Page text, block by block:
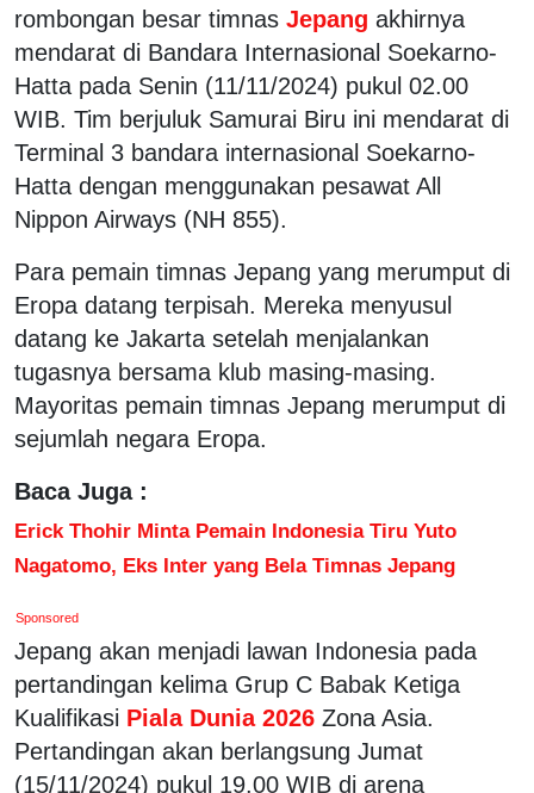
rombongan besar timnas Jepang akhirnya
mendarat di Bandara Internasional Soekarno-
Hatta pada Senin (11/11/2024) pukul 02.00
WIB. Tim berjuluk Samurai Biru ini mendarat di
Terminal 3 bandara internasional Soekarno-
Hatta dengan menggunakan pesawat All
Nippon Airways (NH 855).
Para pemain timnas Jepang yang merumput di
Eropa datang terpisah. Mereka menyusul
datang ke Jakarta setelah menjalankan
tugasnya bersama klub masing-masing.
Mayoritas pemain timnas Jepang merumput di
sejumlah negara Eropa.
Baca Juga :
Erick Thohir Minta Pemain Indonesia Tiru Yuto
Nagatomo, Eks Inter yang Bela Timnas Jepang
Sponsored
Jepang akan menjadi lawan Indonesia pada
pertandingan kelima Grup C Babak Ketiga
Kualifikasi Piala Dunia 2026 Zona Asia.
Pertandingan akan berlangsung Jumat
(15/11/2024) pukul 19.00 WIB di arena